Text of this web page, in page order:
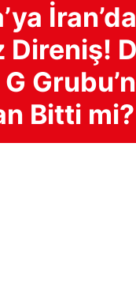
Direniş!
G
Bitti mi?